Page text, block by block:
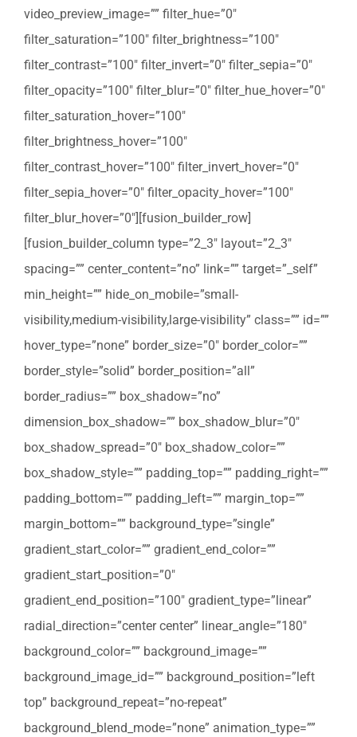
video_preview_image=”” filter_hue=”0″
filter_saturation=”100″ filter_brightness=”100″
filter_contrast=”100″ filter_invert=”0″ filter_sepia=”0″
filter_opacity=”100″ filter_blur=”0″ filter_hue_hover=”0″
filter_saturation_hover=”100″
filter_brightness_hover=”100″
filter_contrast_hover=”100″ filter_invert_hover=”0″
filter_sepia_hover=”0″ filter_opacity_hover=”100″
filter_blur_hover=”0″][fusion_builder_row]
[fusion_builder_column type=”2_3″ layout=”2_3″
spacing=”” center_content=”no” link=”” target=”_self”
min_height=”” hide_on_mobile=”small-
visibility,medium-visibility,large-visibility” class=”” id=””
hover_type=”none” border_size=”0″ border_color=””
border_style=”solid” border_position=”all”
border_radius=”” box_shadow=”no”
dimension_box_shadow=”” box_shadow_blur=”0″
box_shadow_spread=”0″ box_shadow_color=””
box_shadow_style=”” padding_top=”” padding_right=””
padding_bottom=”” padding_left=”” margin_top=””
margin_bottom=”” background_type=”single”
gradient_start_color=”” gradient_end_color=””
gradient_start_position=”0″
gradient_end_position=”100″ gradient_type=”linear”
radial_direction=”center center” linear_angle=”180″
background_color=”” background_image=””
background_image_id=”” background_position=”left
top” background_repeat=”no-repeat”
background_blend_mode=”none” animation_type=””